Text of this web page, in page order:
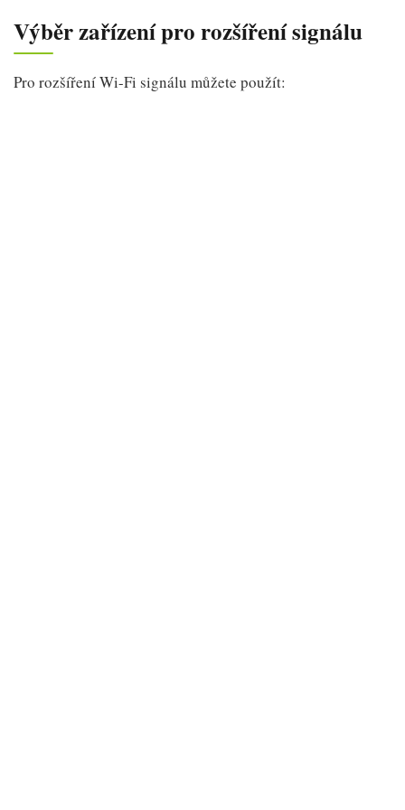
Výběr zařízení pro rozšíření signálu
Pro rozšíření Wi-Fi signálu můžete použít: